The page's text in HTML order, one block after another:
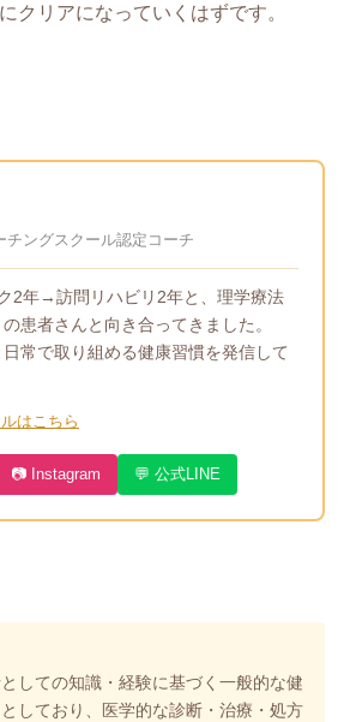
クリアになっていくはずです。
ングスクール認定コーチ
2年→訪問リハビリ2年と、理学療法
患者さんと向き合ってきました。
常で取り組める健康習慣を発信して
はこちら
📷 Instagram 💬 公式LINE
しての知識・経験に基づく一般的な健
しており、医学的な診断・治療・処方